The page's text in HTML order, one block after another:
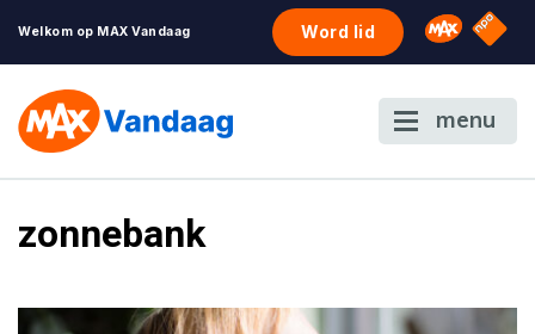
Welkom op MAX Vandaag Word lid Omroep
NPO
menu
zonnebank